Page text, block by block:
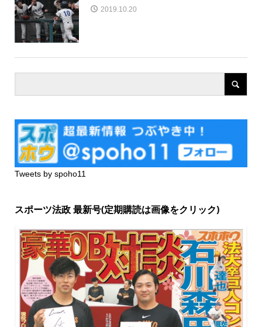
2019.10.20
Tweets by spoho11
スポーツ法政 最新号(定期購読は画像をクリック)